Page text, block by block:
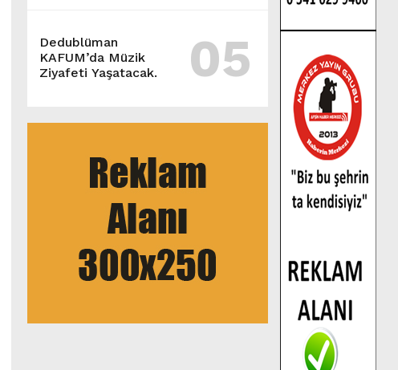
Dedublüman
KAFUM’da Müzik
Ziyafeti Yaşatacak.
05